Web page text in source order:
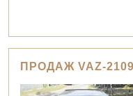
ПРОДАЖ VAZ-